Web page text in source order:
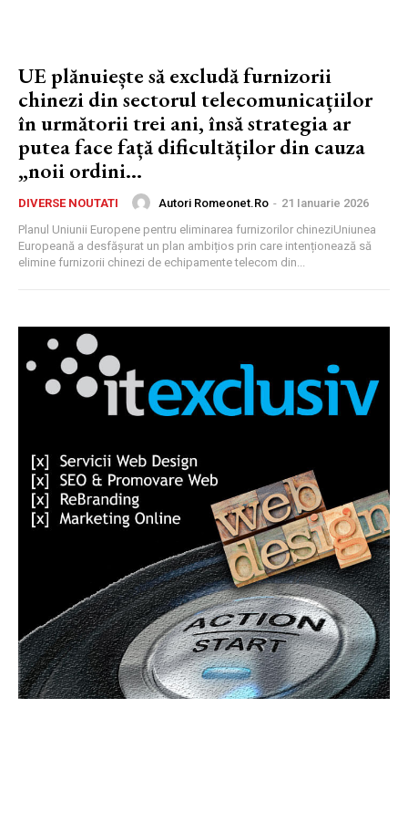
UE plănuiește să excludă furnizorii
chinezi din sectorul telecomunicațiilor
în următorii trei ani, însă strategia ar
putea face față dificultăților din cauza
„noii ordini...
DIVERSE NOUTATI Autori Romeonet.ro - 21 Ianuarie 2026
Planul Uniunii Europene pentru eliminarea furnizorilor chineziUniunea
Europeană a desfășurat un plan ambițios prin care intenționează să
elimine furnizorii chinezi de echipamente telecom din...